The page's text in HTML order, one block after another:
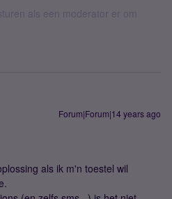
als een moderator er om
Forum|Forum|14 years ago
als ik m'n toestel wil